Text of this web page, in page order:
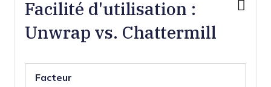
Facilité d'utilisation :
Unwrap vs. Chattermill
Facteur